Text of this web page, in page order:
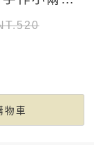
物車